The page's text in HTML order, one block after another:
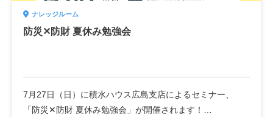
対象 4～8歳くらいのお子さまと保護者さま
参加費 無料
監修 一般社団法人日本こどもの生き抜く力育成協会
ナレッジルーム
防災✕防財 夏休み勉強会
7月27日（日）に積水ハウス広島支店によるセミナー、
「防災✕防財 夏休み勉強会」が開催されます！